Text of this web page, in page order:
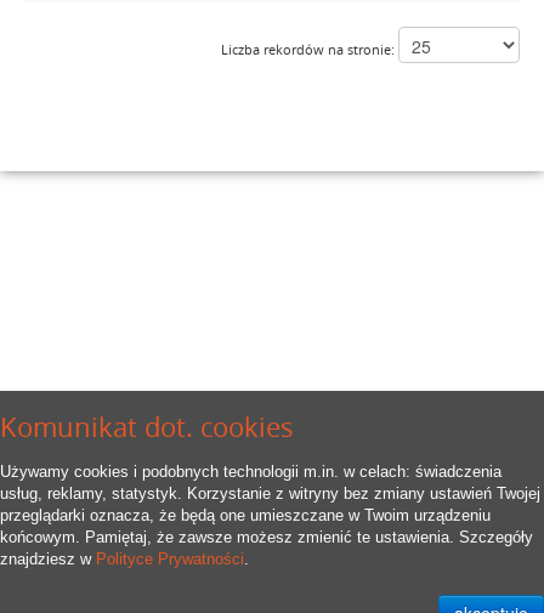
Komunikat dot. cookies
Używamy cookies i podobnych technologii m.in. w celach: świadczenia
usług, reklamy, statystyk. Korzystanie z witryny bez zmiany ustawień Twojej
przeglądarki oznacza, że będą one umieszczane w Twoim urządzeniu
końcowym. Pamiętaj, że zawsze możesz zmienić te ustawienia. Szczegóły
znajdziesz w Polityce Prywatności.
Liczba rekordów na stronie: